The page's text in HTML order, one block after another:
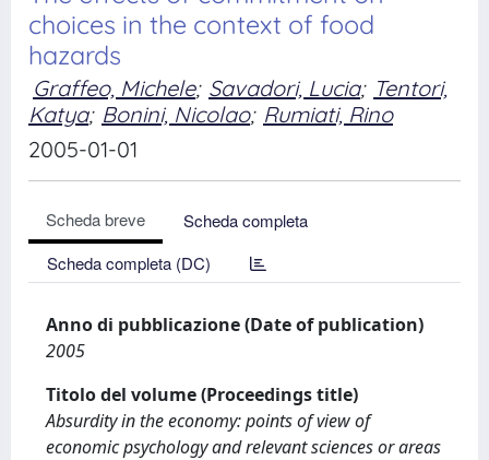
choices in the context of food
hazards
Graffeo, Michele; Savadori, Lucia; Tentori,
Katya; Bonini, Nicolao; Rumiati, Rino
2005-01-01
Scheda breve
Scheda completa
Scheda completa (DC)
Anno di pubblicazione (Date of publication)
2005
Titolo del volume (Proceedings title)
Absurdity in the economy: points of view of
economic psychology and relevant sciences or areas